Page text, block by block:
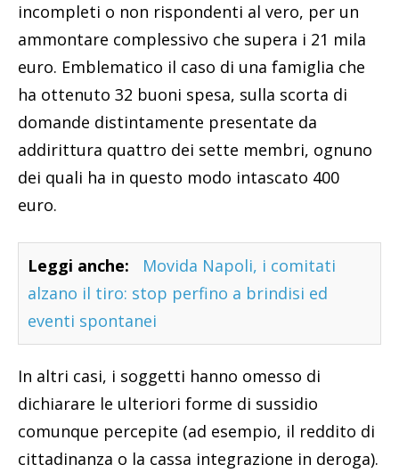
incompleti o non rispondenti al vero, per un
ammontare complessivo che supera i 21 mila
euro. Emblematico il caso di una famiglia che
ha ottenuto 32 buoni spesa, sulla scorta di
domande distintamente presentate da
addirittura quattro dei sette membri, ognuno
dei quali ha in questo modo intascato 400
euro.
Leggi anche:
Movida Napoli, i comitati
alzano il tiro: stop perfino a brindisi ed
eventi spontanei
In altri casi, i soggetti hanno omesso di
dichiarare le ulteriori forme di sussidio
comunque percepite (ad esempio, il reddito di
cittadinanza o la cassa integrazione in deroga).